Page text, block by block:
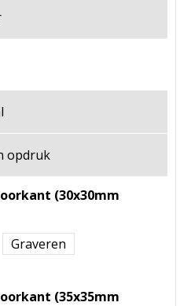
opdruk
(30x30mm
Graveren
(35x35mm